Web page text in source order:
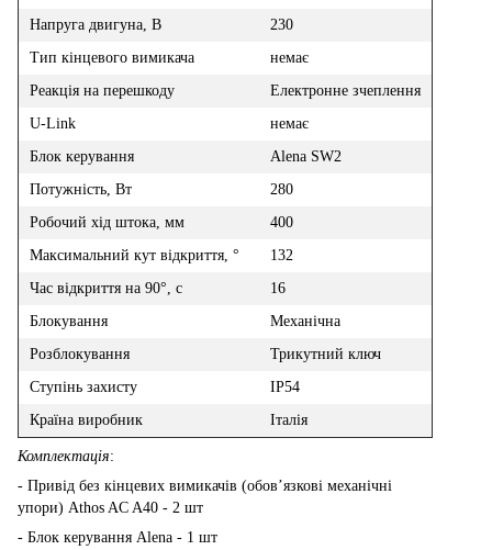
Напруга двигуна, В
230
Тип кінцевого вимикача
немає
Реакція на перешкоду
Електронне зчеплення
U-Link
немає
Блок керування
Alena SW2
Потужність, Вт
280
Робочий хід штока, мм
400
Максимальний кут відкриття, °
132
Час відкриття на 90°, с
16
Блокування
Механічна
Розблокування
Трикутний ключ
Ступінь захисту
IP54
Країна виробник
Італія
Комплектація:
- Привід без кінцевих вимикачів (обов’язкові механічні
упори) Athos AC A40 - 2 шт
- Блок керування Alena - 1 шт